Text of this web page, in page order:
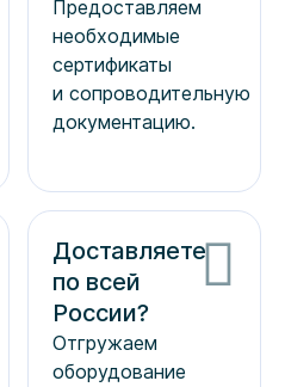
Предоставляем
необходимые
сертификаты
и сопроводительную
документацию.
Доставляете
по всей
России?
Отгружаем
оборудование